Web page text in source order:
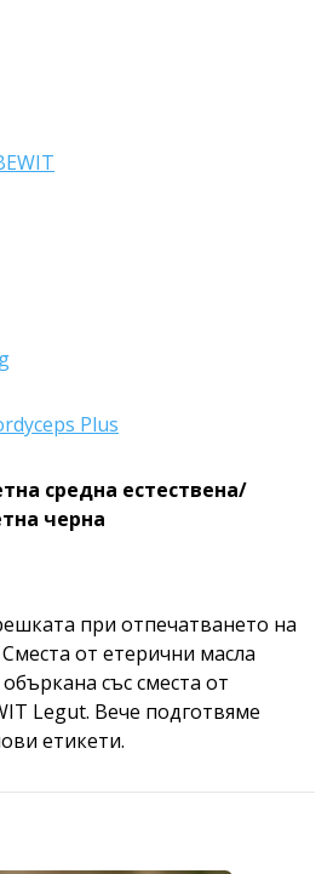
Plus
средна естествена/
черна
при отпечатването на
от етерични масла
със сместа от
Legut. Вече подготвяме
етикети.